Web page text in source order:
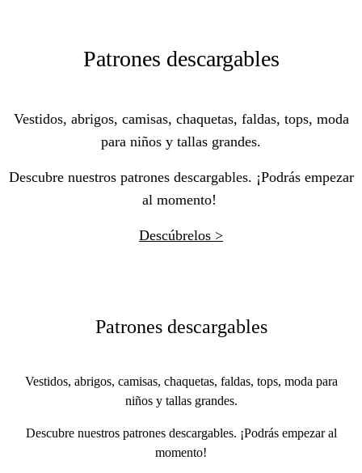
Patrones descargables
Vestidos, abrigos, camisas, chaquetas, faldas, tops, moda
para niños y tallas grandes.
Descubre nuestros patrones descargables. ¡Podrás empezar
al momento!
Descúbrelos >
Patrones descargables
Vestidos, abrigos, camisas, chaquetas, faldas, tops, moda para
niños y tallas grandes.
Descubre nuestros patrones descargables. ¡Podrás empezar al
momento!